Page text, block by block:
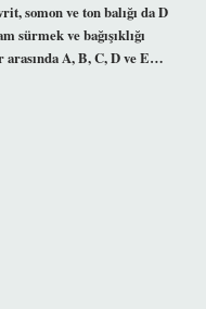
somon ve ton balığı da D
sürmek ve bağışıklığı
A, B, C, D ve E…